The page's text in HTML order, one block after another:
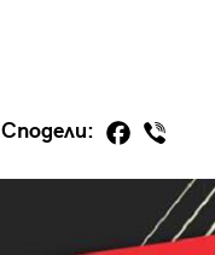
Сподели:
Tender is